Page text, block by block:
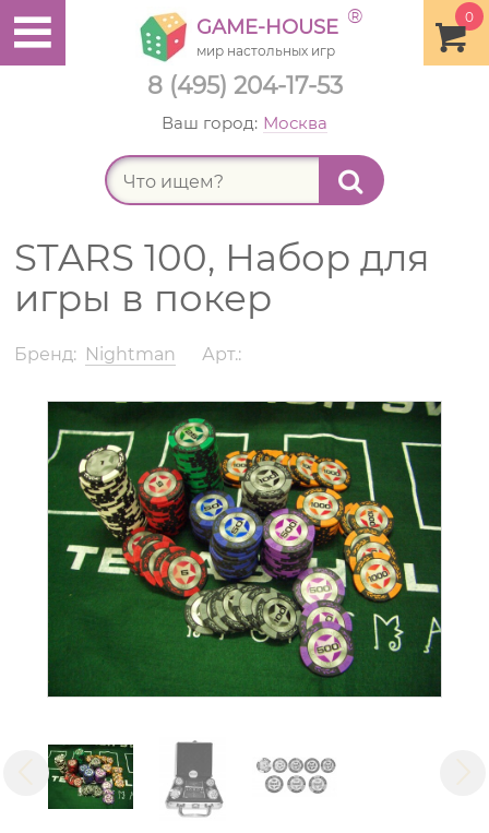
8 (495) 204-17-53
0
GAME-HOUSE ®
мир настольных игр
Ваш город: Москва
STARS 100, Набор для
игры в покер
Бренд: Nightman Арт.: